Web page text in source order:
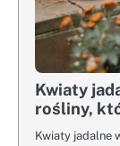
Kwiaty
rośliny,
Kwiaty jadalne